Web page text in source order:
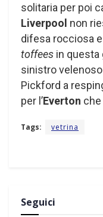
solitaria per poi
Liverpool non
difesa rocciosa
toffees in questa
sinistro
Pickford a
per l’Everton che
Tags: vetrina
Seguici